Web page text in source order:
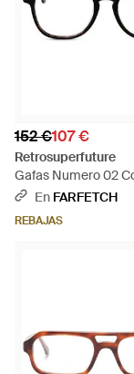
152 €107 €
Retrosuperfuture
Gafas Numero 02
Redonda - Negro
En FARFETCH
REBAJAS